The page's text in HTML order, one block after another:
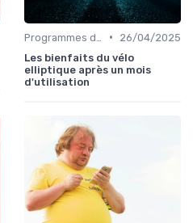
•
26/04/2025
Les bienfaits du vélo
elliptique après un mois
d'utilisation